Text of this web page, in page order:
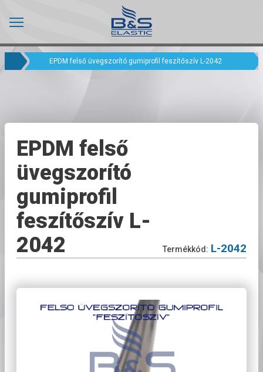
EPDM felső üvegszorító gumiprofil feszítőszív L-2042
EPDM felső
üvegszorító
gumiprofil
feszítőszív L-
2042
Termékkód L-2042